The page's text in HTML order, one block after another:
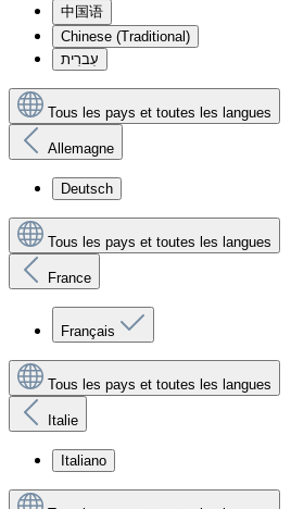
中国语
Chinese (Traditional)
עִברִית
Tous les pays et toutes les langues
Allemagne
Deutsch
Tous les pays et toutes les langues
France
Français
Tous les pays et toutes les langues
Italie
Italiano